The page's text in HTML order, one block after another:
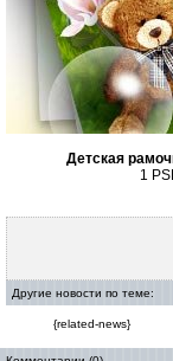
Детская
1
Другие новости по теме:
{related-news}